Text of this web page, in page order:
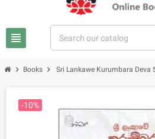
view_headline
chevron_right Books chevron_right Sri Lankawe Kurumbara Deva
-10%